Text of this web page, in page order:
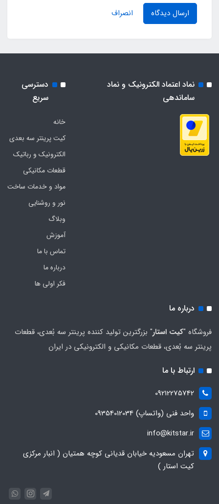
ارسال دیدگاه انصراف
نماد اعتماد الکترونیک و نماد
ساماندهی
دسترسی
سریع
خانه
کیت پرینتر سه بعدی
الکترونیک و رباتیک
قطعات مکانیکی
مواد و خدمات ساخت
نور و روشنایی
وبلاگ
آموزش
تماس با ما
درباره ما
فکر اولی ها
درباره ما
فروشگاه "کیت استار" بزرگترین تولید کننده پرینتر سه بُعدی، قطعات
پرینتر سه بُعدی، قطعات مکانیکی و الکترونیکی در ایران
ارتباط با ما
09212275742
واحد فنی (واتساپ) 09354012034
info@kitstar.ir
تهران مسعودیه خیابان قدیانی کوچه همتیان ( انبار مرکزی
کیت استار )